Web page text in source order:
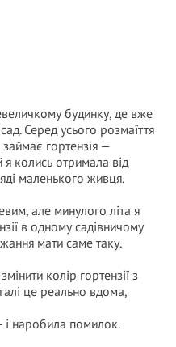
будинку, де вже
Серед усього розмаїття
гортензія —
я колись отримала від
маленького живця.
але минулого літа я
в одному садівничому
мати саме таку.
колір гортензії з
це реально вдома,
і наробила помилок.